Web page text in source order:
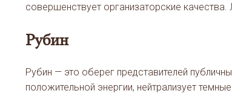
совершенствует организаторские
Рубин
Рубин — это оберег представителей
положительной энергии, нейтрализует